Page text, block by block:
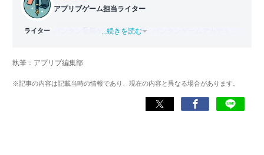
ライター
アプリブゲーム担当ライター
バンタン電脳ゲーム学院（現：バンタンゲームアカデミ
タート。2014年からはヴォラーレ株式会社（現：ナイル株
フォンアプリ関連の記事を10年以上制作。Webライティン
グ能力検定1級、漢字検定2級を所持。ゲームが持つ楽しさ
を、ツールにある便利さを伝わるライティングを心がけて
...続きを読む
執筆：アプリブ編集部
※記事の内容は記載当時の情報であり、現在の内容と異なる場合があります。